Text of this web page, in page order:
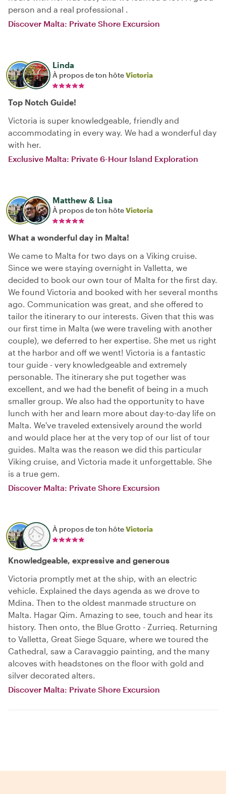
person and a real professional .
Discover Malta: Private Shore Excursion
Linda
À propos de ton hôteVictoria
Top Notch Guide!
Victoria is super knowledgeable, friendly and
accommodating in every way. We had a wonderful day
with her.
Exclusive Malta: Private 6-Hour Island Exploration
Matthew & Lisa
À propos de ton hôteVictoria
What a wonderful day in Malta!
We came to Malta for two days on a Viking cruise.
Since we were staying overnight in Valletta, we
decided to book our own tour of Malta for the first day.
We found Victoria and booked with her several months
ago. Communication was great, and she offered to
tailor the itinerary to our interests. Given that this was
our first time in Malta (we were traveling with another
couple), we deferred to her expertise. She met us right
at the harbor and off we went! Victoria is a fantastic
tour guide - very knowledgeable and extremely
personable. The itinerary she put together was
excellent, and we had the benefit of being in a much
smaller group. We also had the opportunity to have
lunch with her and learn more about day-to-day life on
Malta. We've traveled extensively around the world
and would place her at the very top of our list of tour
guides. Malta was the reason we did this particular
Viking cruise, and Victoria made it unforgettable. She
is a true gem.
Discover Malta: Private Shore Excursion
À propos de ton hôteVictoria
Knowledgeable, expressive and generous
Victoria promptly met at the ship, with an electric
vehicle. Explained the days agenda as we drove to
Mdina. Then to the oldest manmade structure on
Malta. Hagar Qim. Amazing to see, touch and hear its
history. Then onto, the Blue Grotto - Zurrieq. Returning
to Valletta, Great Siege Square, where we toured the
Cathedral, saw a Caravaggio painting, and the many
alcoves with headstones on the floor with gold and
silver decorated alters.
Discover Malta: Private Shore Excursion